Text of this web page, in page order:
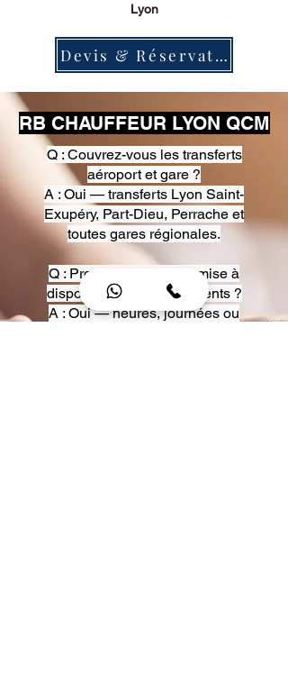
Lyon
Devis & Réservation
RB CHAUFFEUR LYON QCM
Q : Couvrez-vous les transferts
aéroport et gare ?
A : Oui — transferts Lyon Saint-
Exupéry, Part-Dieu, Perrache et
toutes gares régionales.
Q : Proposez-vous une mise à
disposition pour événements ?
A : Oui — heures, journées ou